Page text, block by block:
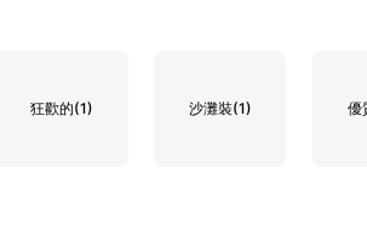
狂歡的(1) 沙灘裝(1) 優